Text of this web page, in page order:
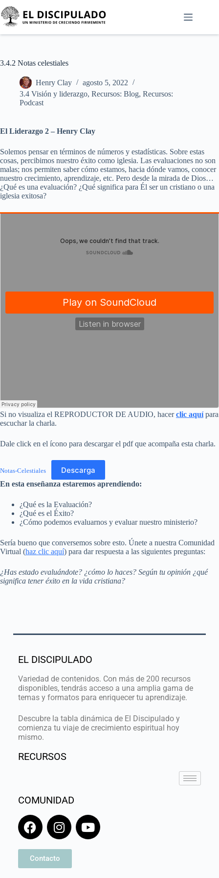
3.4.2 Notas celestiales
Henry Clay
agosto 5, 2022
3.4 Visión y liderazgo, Recursos: Blog, Recursos:
Podcast
El Liderazgo 2 – Henry Clay
Solemos pensar en términos de números y estadísticas. Sobre estas
cosas, percibimos nuestro éxito como iglesia. Las evaluaciones no son
malas; nos permiten saber cómo estamos, hacia dónde vamos, conocer
nuestro crecimiento, aprendizaje, etc. Pero desde la mirada de Dios…
¿Qué es una evaluación? ¿Qué significa para Él ser un cristiano o una
iglesia exitosa?
Si no visualiza el REPRODUCTOR DE AUDIO, hacerclic aquípara
escuchar la charla.
Dale click en el ícono para descargar el pdf que acompaña esta charla.
Notas-Celestiales Descarga
En esta enseñanza estaremos aprendiendo:
¿Qué es la Evaluación?
¿Qué es el Éxito?
¿Cómo podemos evaluarnos y evaluar nuestro ministerio?
Sería bueno que conversemos sobre esto. Únete a nuestra Comunidad
Virtual (haz clic aquí) para dar respuesta a las siguientes preguntas:
¿Has estado evaluándote? ¿cómo lo haces? Según tu opinión ¿qué
significa tener éxito en la vida cristiana?
EL DISCIPULADO
Variedad de contenidos. Con más de 200 recursos
disponibles, tendrás acceso a una amplia gama de
temas y formatos para enriquecer tu aprendizaje.
Descubre la tabla dinámica de El Discipulado y
comienza tu viaje de crecimiento espiritual hoy
mismo.
RECURSOS
COMUNIDAD
Contacto